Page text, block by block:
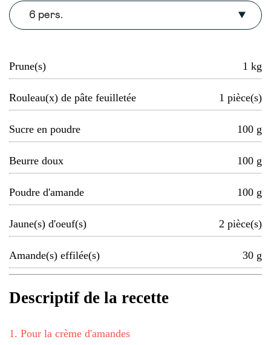
6 pers.
Prune(s) 1 kg
Rouleau(x) de pâte feuilletée 1 pièce(s)
Sucre en poudre 100 g
Beurre doux 100 g
Poudre d'amande 100 g
Jaune(s) d'oeuf(s) 2 pièce(s)
Amande(s) effilée(s) 30 g
Descriptif de la recette
1 . Pour la crème d'amandes